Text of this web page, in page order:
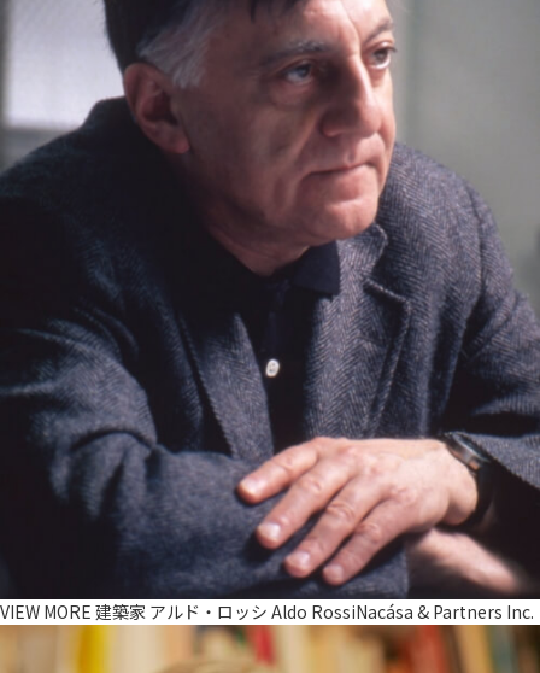
VIEW MORE 建築家 アルド・ロッシ Aldo RossiNacása & Partners Inc.